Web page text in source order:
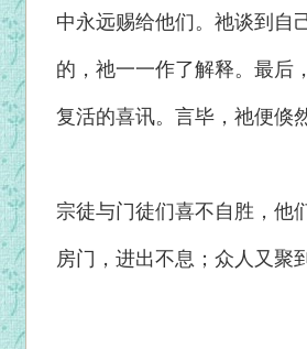
中永远赐给他们。祂谈到自
的，祂一一作了解释。最后
复活的喜讯。言毕，祂便倏
宗徒与门徒们喜不自胜，他
房门，进出不息；众人又聚